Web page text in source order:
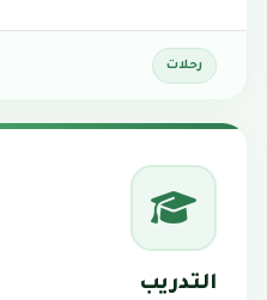
رحلات
التدريب